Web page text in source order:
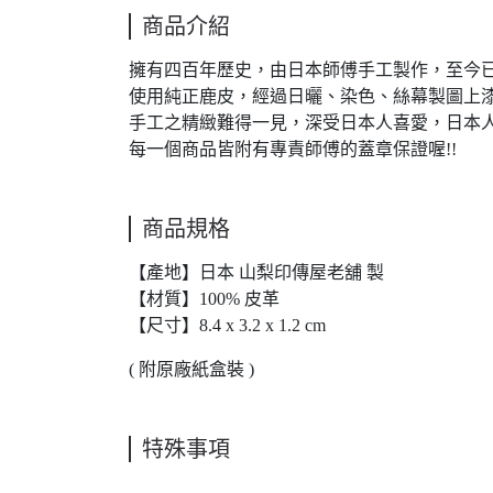
商品介紹
擁有四百年歷史，由日本師傅手工製作，至今
使用純正鹿皮，經過日曬、染色、絲幕製圖上
手工之精緻難得一見，深受日本人喜愛，日本
每一個商品皆附有專責師傅的蓋章保證喔!!
商品規格
【產地】日本 山梨印傳屋老舖 製
【材質】100% 皮革
【尺寸】8.4 x 3.2 x 1.2 cm
( 附原廠紙盒裝 )
特殊事項